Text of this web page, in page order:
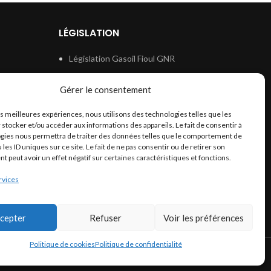
Gérer le consentement
meilleures expériences, nous utilisons des technologies telles que les
et/ou accéder aux informations des appareils. Le fait de consentir à
nous permettra de traiter des données telles que le comportement de
les ID uniques sur ce site. Le fait de ne pas consentir ou de retirer son
peut avoir un effet négatif sur certaines caractéristiques et fonctions.
Refuser Voir les préférences
Politique de cookiesPolitique de confidentialité
LÉGISLATION
Législation Gasoil Fioul GNR
Législation Eau
Législation Lubrifiant
Législation Phytosanitaire